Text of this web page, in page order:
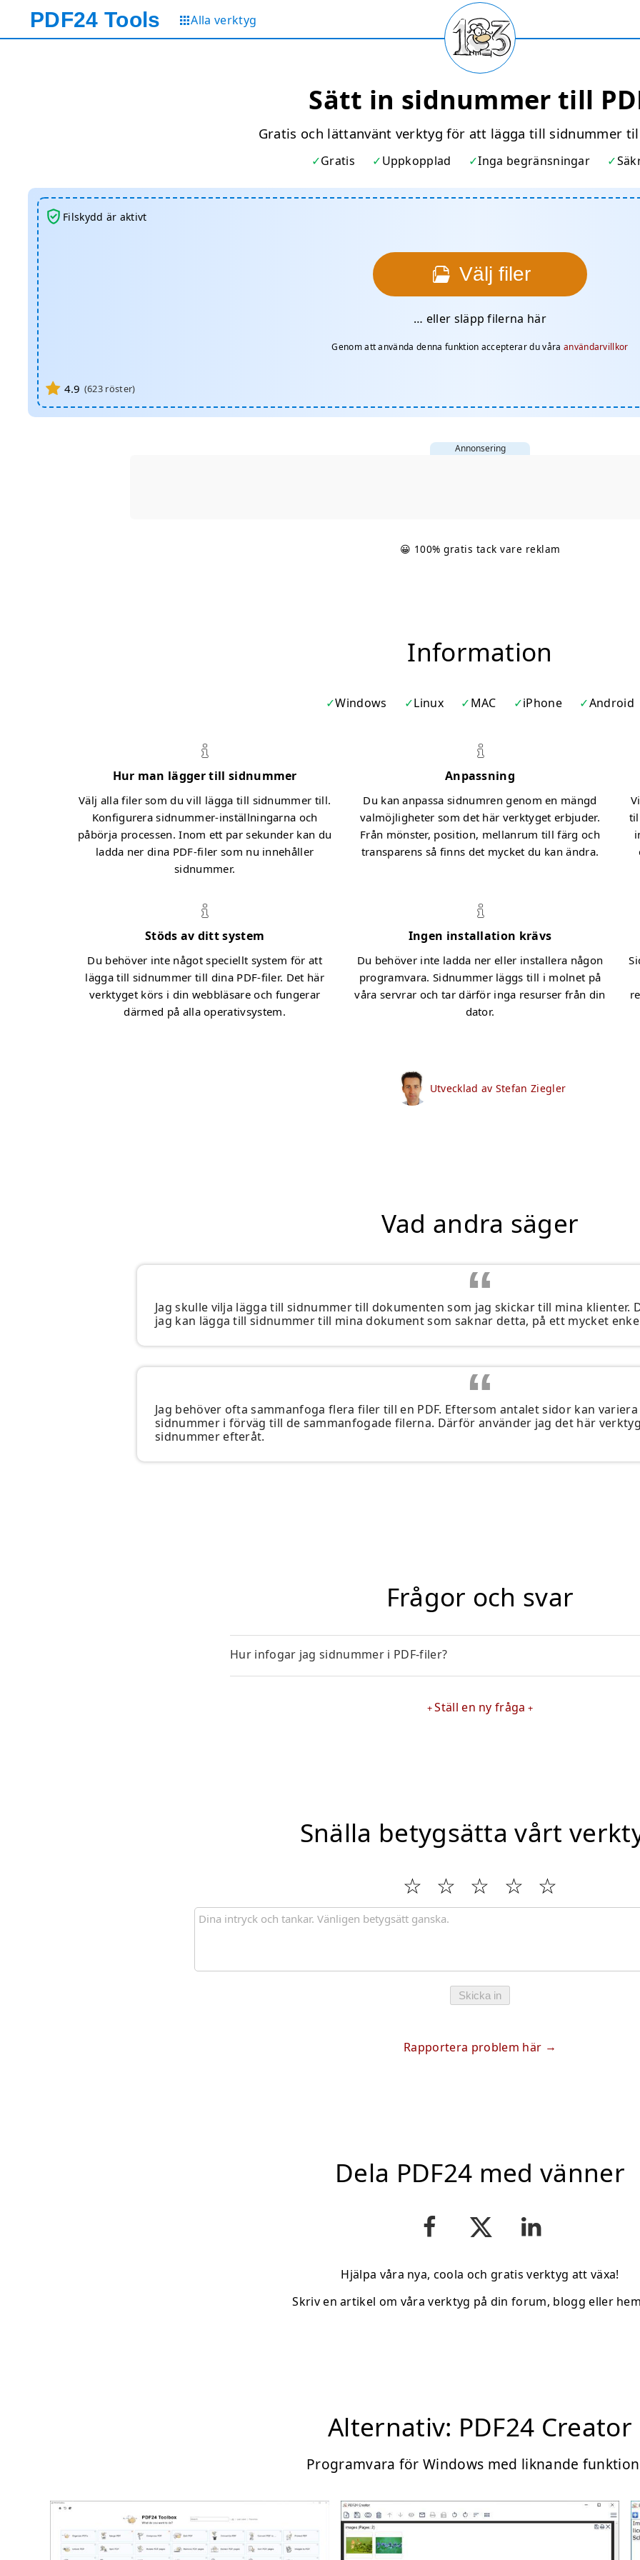
PDF24 Tools Alla verktyg
Sätt in sidnummer till
Gratis och lättanvänt verktyg för att lägga till sidnummer
Gratis Uppkopplad Inga begränsningar
Välj filer
… eller släpp filerna här
Genom att använda denna funktion accepterar du våra användarvillkor
4.9 (623 röster)
Filskydd är aktivt
Annonsering
😀 100% gratis tack vare reklam
Information
Windows Linux MAC iPhone Android
Hur man lägger till sidnummer
Välj alla filer som du vill lägga till sidnummer till.
Konfigurera sidnummer-inställningarna och
påbörja processen. Inom ett par sekunder kan du
ladda ner dina PDF-filer som nu innehåller
sidnummer.
Anpassning
Du kan anpassa sidnumren genom en mängd
valmöjligheter som det här verktyget erbjuder.
Från mönster, position, mellanrum till färg och
transparens så finns det mycket du kan ändra.
Stöds av ditt system
Du behöver inte något speciellt system för att
lägga till sidnummer till dina PDF-filer. Det här
verktyget körs i din webbläsare och fungerar
därmed på alla operativsystem.
Ingen installation krävs
Du behöver inte ladda ner eller installera någon
programvara. Sidnummer läggs till i molnet på
våra servrar och tar därför inga resurser från din
dator.
Utvecklad av Stefan Ziegler
Vad andra säger
Jag skulle vilja lägga till sidnummer till dokumenten som jag skickar till mina klienter.
jag kan lägga till sidnummer till mina dokument som saknar detta, på ett mycket
Jag behöver ofta sammanfoga flera filer till en PDF. Eftersom antalet sidor kan
sidnummer i förväg till de sammanfogade filerna. Därför använder jag det här
sidnummer efteråt.
Frågor och svar
Hur infogar jag sidnummer i PDF-filer?
Ställ en ny fråga
Snälla betygsätta vårt
Skicka in
Rapportera problem här
Dela PDF24 med vänner
Hjälpa våra nya, coola och gratis verktyg att växa!
Skriv en artikel om våra verktyg på din forum, blogg eller
Alternativ: PDF24 Creator
Programvara för Windows med liknande